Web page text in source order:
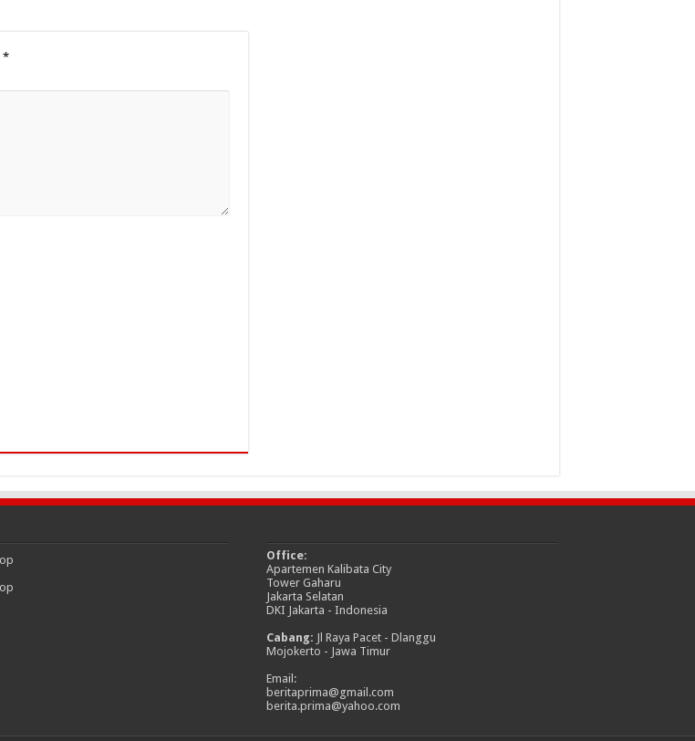
*
Office:
Apartemen Kalibata City
Tower Gaharu
Jakarta Selatan
DKI Jakarta - Indonesia
Cabang: Jl Raya Pacet - Dlanggu
Mojokerto - Jawa Timur
Email:
beritaprima@gmail.com
berita.prima@yahoo.com